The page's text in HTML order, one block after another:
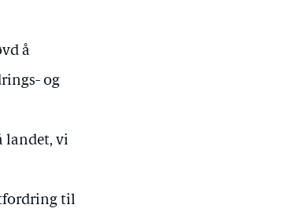
å
og
landet, vi
til